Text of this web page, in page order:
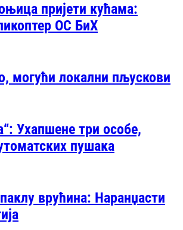
пријети кућама:
ОС БиХ
могући локални пљускови
Ухапшене три особе,
пушака
врућина: Наранџасти